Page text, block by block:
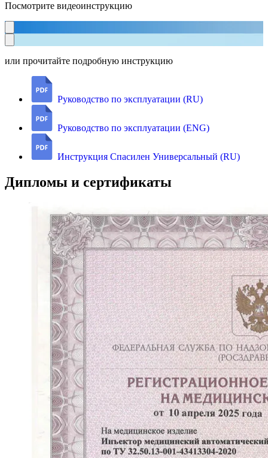
Посмотрите видеоинструкцию
или прочитайте подробную инструкцию
Руководство по эксплуатации (RU)
Руководство по эксплуатации (ENG)
Инструкция Спасилен Универсальный (RU)
Дипломы и сертификаты